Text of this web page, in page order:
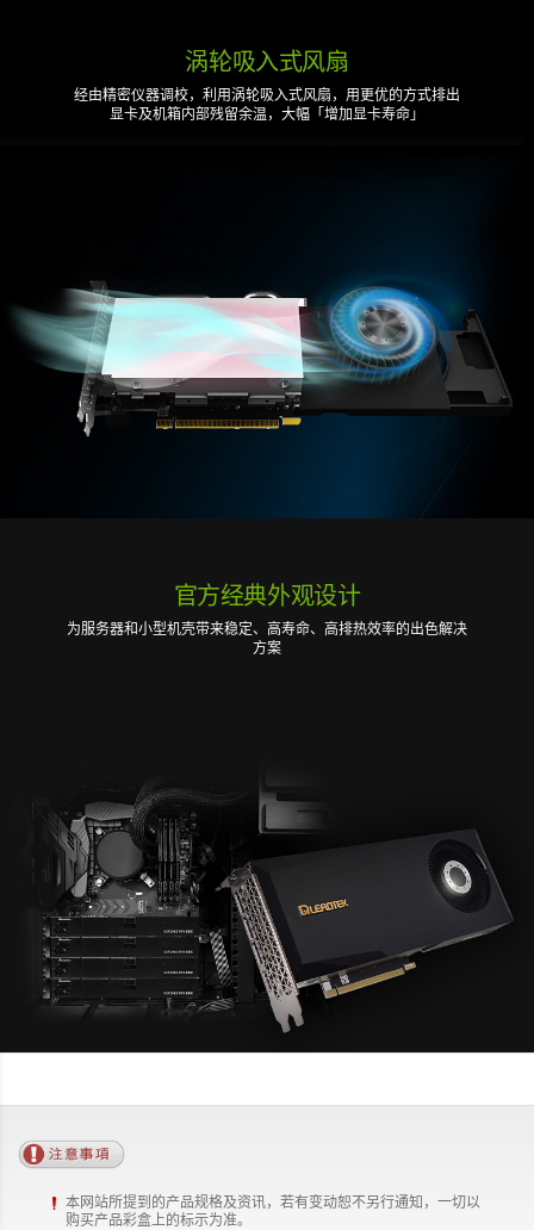
涡轮吸入式风扇
经由精密仪器调校，利用涡轮吸入式风扇，用更优的方式排出
显卡及机箱内部残留余温，大幅「增加显卡寿命」
官方经典外观设计
为服务器和小型机壳带来稳定、高寿命、高排热效率的出色解决
方案
本网站所提到的产品规格及资讯，若有变动恕不另行通知，一切以
购买产品彩盒上的标示为准。